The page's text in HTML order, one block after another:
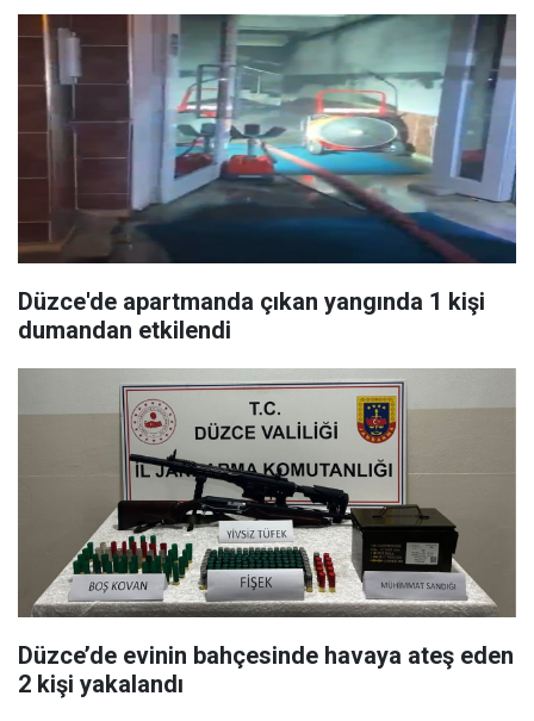
Düzce'de apartmanda çıkan yangında 1 kişi
dumandan etkilendi
Düzce’de evinin bahçesinde havaya ateş eden
2 kişi yakalandı